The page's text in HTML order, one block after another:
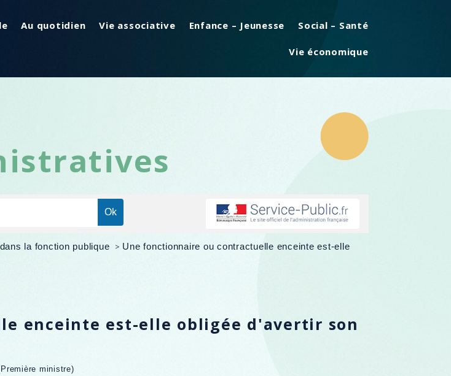
Au quotidien Vie associative Enfance – Jeunesse Social – Santé
Vie économique
la fonction publique > Une fonctionnaire ou contractuelle enceinte est-elle
enceinte est-elle obligée d'avertir son
ministre)